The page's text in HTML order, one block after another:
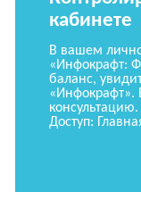
кабинете
В вашем
«Инфокрафт:
баланс,
«Инфокрафт».
консультацию.
Доступ: